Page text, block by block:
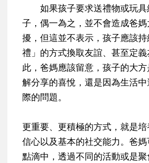
如果孩子要求送禮物或玩具
子，偶一為之，並不會造成爸
擾， 但這並不表示，孩子應該
禮」的方式換取友誼、甚至定義
此，爸媽應該留意，孩子的大
解分享的喜悅，還是因為生活中
際的問題。
更重要、更積極的方式，就是培
信心以及基本的社交能力。爸
點滴中，透過不同的活動或是